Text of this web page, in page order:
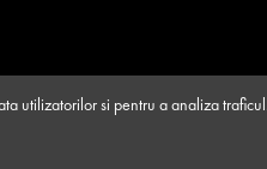
utilizatorilor si pentru a analiza